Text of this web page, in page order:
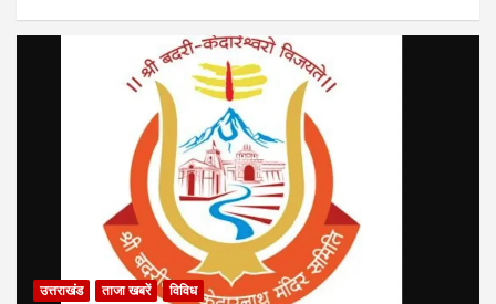
उत्तराखंड ताजा खबरें विविध